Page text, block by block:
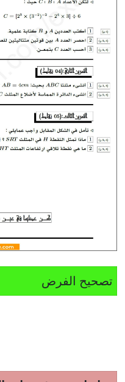
تصحيح الفرض